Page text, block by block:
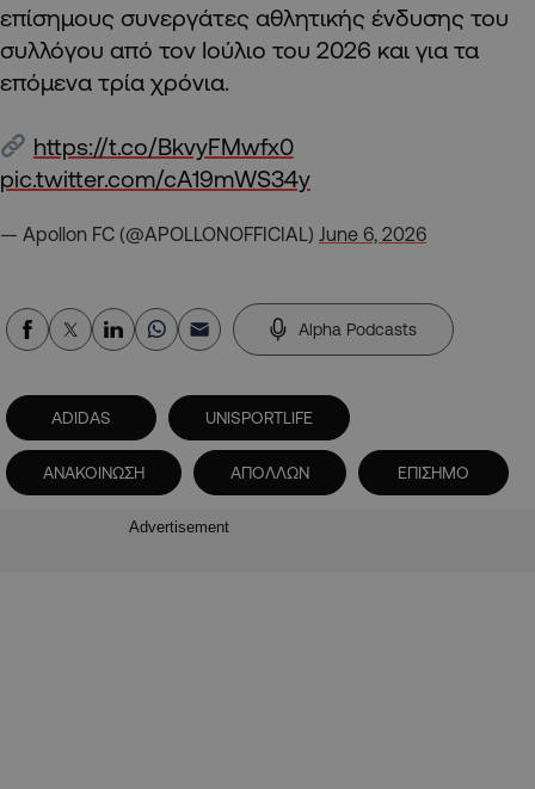
επίσημους συνεργάτες αθλητικής ένδυσης του
συλλόγου από τον Ιούλιο του 2026 και για τα
επόμενα τρία χρόνια.
https://t.co/BkvyFMwfx0
pic.twitter.com/cA19mWS34y
— Apollon FC (@APOLLONOFFICIAL) June 6, 2026
Alpha Podcasts
ADIDAS UNISPORTLIFE
ΑΝΑΚΟΙΝΩΣΗ ΑΠΟΛΛΩΝ ΕΠΙΣΗΜΟ
Advertisement